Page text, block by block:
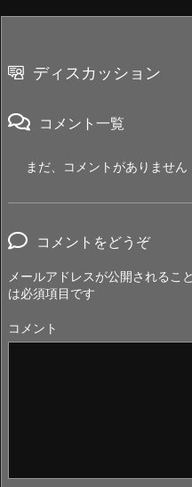
ディスカッション
コメント一覧
まだ、コメントがありません
コメントをどうぞ
メールアドレスが公開されるこ
は必須項目です
コメント